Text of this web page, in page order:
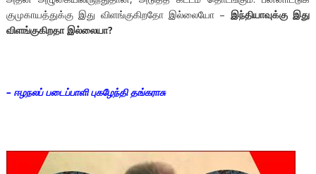
குமுகாயத்துக்கு இது விளங்குகிறதோ இல்லையோ – இந்தியாவுக்கு இது
விளங்குகிறதா இல்லையா?
– ஈழநலப் படைப்பாளி புகழேந்தி தங்கராசு